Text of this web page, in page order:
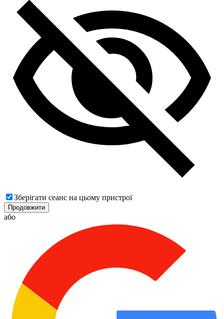
Зберігати сеанс на цьому пристрої
Продовжити
або